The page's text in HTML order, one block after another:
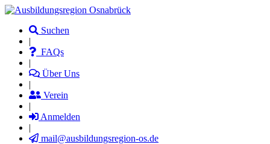
Direkt
Inhalt
Suchen
|
FAQs
|
Über Uns
|
Verein
|
Anmelden
|
mail@ausbildungsregion-os.de